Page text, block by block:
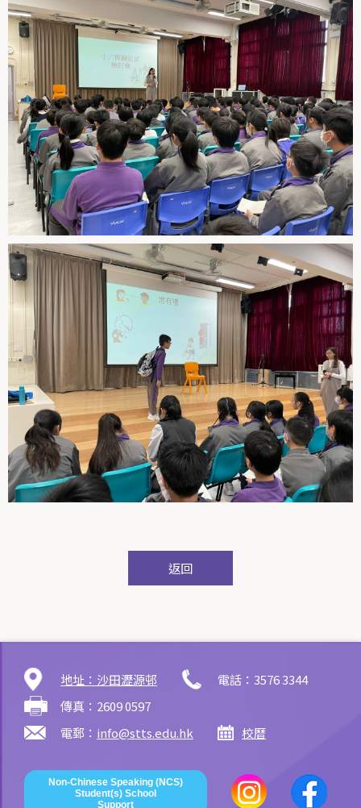
返回
地址：沙田瀝源邨
電話：3576 3344
傳真：2609 0597
電郵： info@stts.edu.hk 校曆
Non-Chinese Speaking (NCS)
Student(s) School
Support